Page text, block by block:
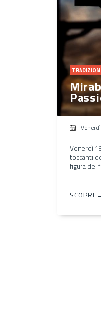
Venerdì
toccanti
figura del
SCOPRI